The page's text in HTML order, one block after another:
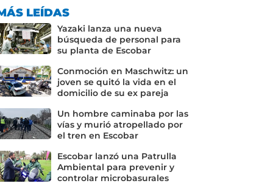
LEÍDAS
Yazaki lanza una nueva
búsqueda de personal para
su planta de Escobar
Conmoción en Maschwitz: un
joven se quitó la vida en el
domicilio de su ex pareja
Un hombre caminaba por las
vías y murió atropellado por
el tren en Escobar
Escobar lanzó una Patrulla
Ambiental para prevenir y
controlar microbasurales